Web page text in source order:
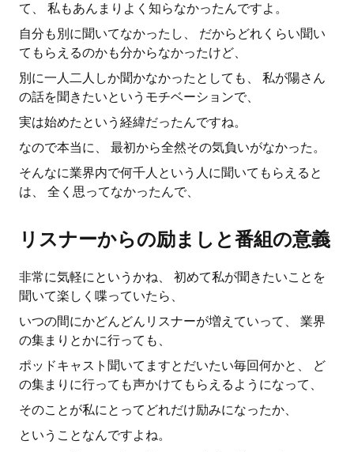
て、 私もあんまりよく知らなかったんですよ。
自分も別に聞いてなかったし、 だからどれくらい聞い
てもらえるのかも分からなかったけど、
別に一人二人しか聞かなかったとしても、 私が陽さん
の話を聞きたいというモチベーションで、
実は始めたという経緯だったんですね。
なので本当に、 最初から全然その気負いがなかった。
そんなに業界内で何千人という人に聞いてもらえると
は、 全く思ってなかったんで、
リスナーからの励ましと番組の意義
非常に気軽にというかね、 初めて私が聞きたいことを
聞いて楽しく喋っていたら、
いつの間にかどんどんリスナーが増えていって、 業界
の集まりとかに行っても、
ポッドキャスト聞いてますとだいたい毎回何かと、 ど
の集まりに行っても声かけてもらえるようになって、
そのことが私にとってどれだけ励みになったか、
ということなんですよね。